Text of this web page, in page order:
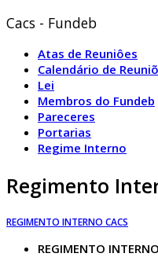
Cacs - Fundeb
Atas de Reuniôes
Calendário de
Lei
Membros do Fundeb
Pareceres
Portarias
Regime Interno
Regimento
REGIMENTO INTERNO CACS
REGIMENTO